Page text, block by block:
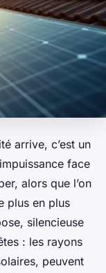
arrive, c’est un
face
alors que l’on
plus en plus
silencieuse
: les rayons
peuvent